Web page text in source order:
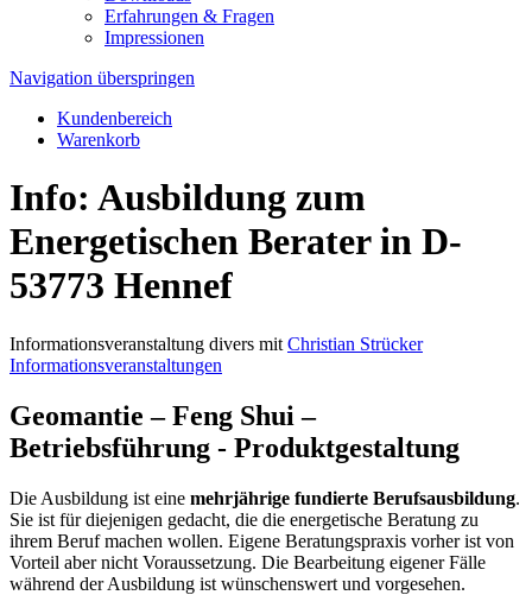
Erfahrungen & Fragen
Impressionen
Navigation überspringen
Kundenbereich
Warenkorb
Info: Ausbildung zum
Energetischen Berater in D-
53773 Hennef
Informationsveranstaltung divers mit Christian Strücker
Informationsveranstaltungen
Geomantie – Feng Shui –
Betriebsführung - Produktgestaltung
Die Ausbildung ist eine mehrjährige fundierte Berufsausbildung.
Sie ist für diejenigen gedacht, die die energetische Beratung zu
ihrem Beruf machen wollen. Eigene Beratungspraxis vorher ist von
Vorteil aber nicht Voraussetzung. Die Bearbeitung eigener Fälle
während der Ausbildung ist wünschenswert und vorgesehen.